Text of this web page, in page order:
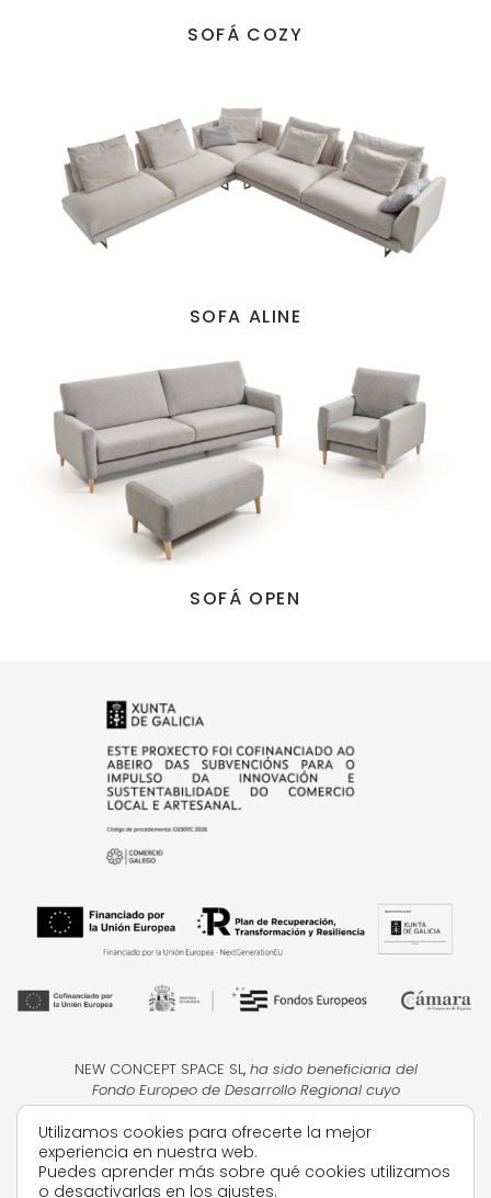
SOFÁ COZY
SOFA ALINE
SOFÁ OPEN
NEW CONCEPT SPACE SL, ha sido beneficiaria del
Fondo Europeo de Desarrollo Regional cuyo
objetivoes la mejora de la competitividad de las
PYMES, y gracias al cual ha puesto en marcha un
Plan de Acción con el objetivo de impulsar el uso
seguro y fiable del ciberespacio y la
Utilizamos cookies para ofrecerte la mejor
experiencia en nuestra web.
Puedes aprender más sobre qué cookies utilizamos
o desactivarlas en los ajustes.